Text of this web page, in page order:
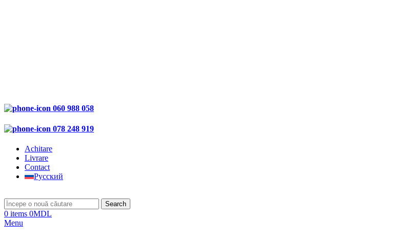
060 988 058
078 248 919
Achitare
Livrare
Contact
Русский
Search
0 items 0MDL
Menu